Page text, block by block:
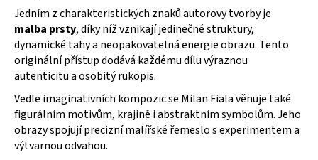
Jedním z charakteristických znaků autorovy tvorby je
malba prsty, díky níž vznikají jedinečné struktury,
dynamické tahy a neopakovatelná energie obrazu. Tento
originální přístup dodává každému dílu výraznou
autenticitu a osobitý rukopis.
Vedle imaginativních kompozic se Milan Fiala věnuje také
figurálním motivům, krajině i abstraktním symbolům. Jeho
obrazy spojují precizní malířské řemeslo s experimentem a
výtvarnou odvahou.